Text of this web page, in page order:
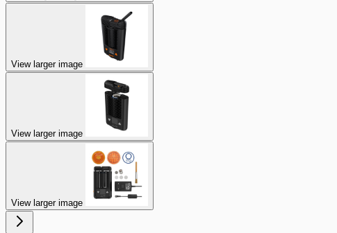
View larger image
View larger image
View larger image